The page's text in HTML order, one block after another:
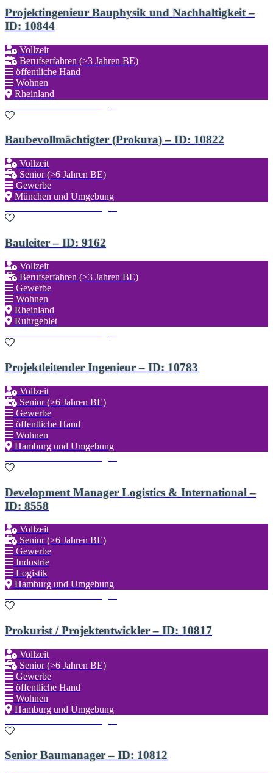
Projektingenieur Bauphysik und Nachhaltigkeit –
ID: 10844
Vollzeit
Berufserfahren (>3 Jahren BE)
öffentliche Hand
Wohnen
Rheinland
Baubevollmächtigter (Prokura) – ID: 10822
Vollzeit
Senior (>6 Jahren BE)
Gewerbe
München und Umgebung
Bauleiter – ID: 9162
Vollzeit
Berufserfahren (>3 Jahren BE)
Gewerbe
Wohnen
Rheinland
Ruhrgebiet
Projektleitender Ingenieur – ID: 10783
Vollzeit
Senior (>6 Jahren BE)
Gewerbe
öffentliche Hand
Wohnen
Hamburg und Umgebung
Development Manager Logistics & International –
ID: 8558
Vollzeit
Senior (>6 Jahren BE)
Gewerbe
Industrie
Logistik
Hamburg und Umgebung
Prokurist / Projektentwickler – ID: 10817
Vollzeit
Senior (>6 Jahren BE)
Gewerbe
öffentliche Hand
Wohnen
Hamburg und Umgebung
Senior Baumanager – ID: 10812